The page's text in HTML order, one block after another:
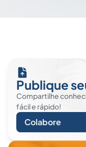
Publique
Compartilhe
fácil e rápido!
Colabore